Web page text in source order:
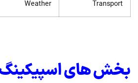
Transport
Weather
بخش های